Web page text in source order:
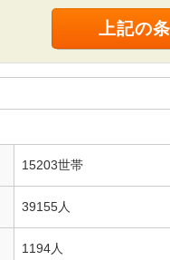
15203世帯
39155人
1194人